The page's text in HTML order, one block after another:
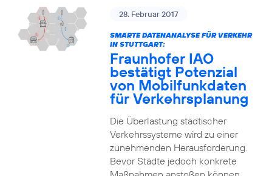
28. Februar 2017
SMARTE DATENANALYSE FÜR VERKEHR
IN STUTTGART:
Fraunhofer IAO
bestätigt Potenzial
von Mobilfunkdaten
für Verkehrsplanung
Die Überlastung städtischer
Verkehrssysteme wird zu einer
zunehmenden Herausforderung.
Bevor Städte jedoch konkrete